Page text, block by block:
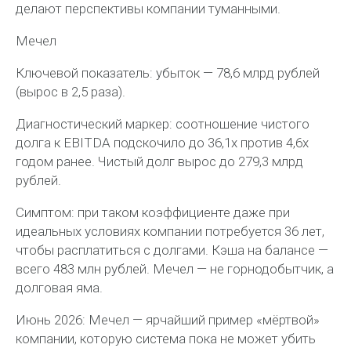
делают перспективы компании туманными.
Мечел
Ключевой показатель: убыток — 78,6 млрд рублей
(вырос в 2,5 раза).
Диагностический маркер: соотношение чистого
долга к EBITDA подскочило до 36,1х против 4,6х
годом ранее. Чистый долг вырос до 279,3 млрд
рублей.
Симптом: при таком коэффициенте даже при
идеальных условиях компании потребуется 36 лет,
чтобы расплатиться с долгами. Кэша на балансе —
всего 483 млн рублей. Мечел — не горнодобытчик, а
долговая яма.
Июнь 2026: Мечел — ярчайший пример «мёртвой»
компании, которую система пока не может убить